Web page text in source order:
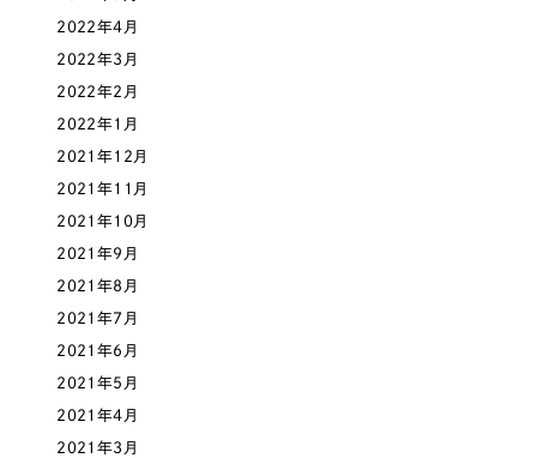
オレンジ・橙色
イエロー・黄色
グリーン・緑色
2022年4月
2022年3月
2022年2月
2022年1月
2021年12月
2021年11月
2021年10月
2021年9月
2021年8月
2021年7月
2021年6月
2021年5月
2021年4月
2021年3月